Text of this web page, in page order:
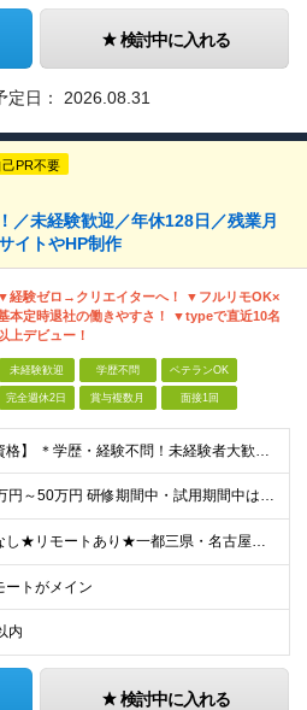
検討中に入れる
定日： 2026.08.31
己PR不要
未経験歓迎／年休128日／残業月
イトやHP制作
▼経験ゼロ→クリエイターへ！ ▼フルリモOK×
本定時退社の働きやすさ！ ▼typeで直近10名
以上デビュー！
未経験歓迎 学歴不問 ベテランOK
完全週休2日 賞与複数月 面接1回
【応募資格】 ＊学歴・経験不問！未経験者大歓迎＊ ◆未経験からWebクリエイターとして働いてみたい方 ◆第二新卒・ブランクのある方も大歓迎！ ★学歴・知識・経験は一切問いません！ ★面接は「ポート
月給25万円～50万円 研修期間中・試用期間中は給与が異なります。 >>研修期間中（入社6ヶ月後）の給与 一律：月給21万円～50万円 >>試用期間中（6ヶ月）の給与 関東：月給21万円～ 関西
★転勤なし★リモートあり★一都三県・名古屋・関西・九州 ◎案件によって ┗完全在宅勤務（フルリモート）も可能！ ┗希望に応じて幅広い働き方やプランが選べます！ ◆本社または一都三県 （東京都・
ートがメイン
内
検討中に入れる